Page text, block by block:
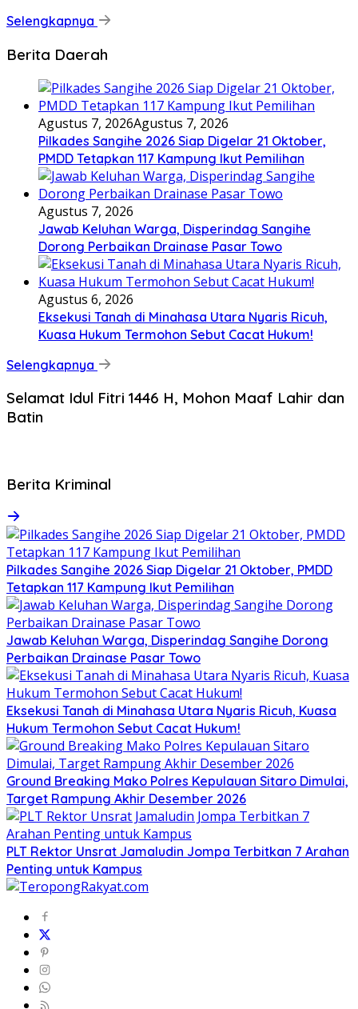
Selengkapnya
Berita Daerah
Agustus 7, 2026Agustus 7, 2026
Pilkades Sangihe 2026 Siap Digelar 21 Oktober,
PMDD Tetapkan 117 Kampung Ikut Pemilihan
Agustus 7, 2026
Jawab Keluhan Warga, Disperindag Sangihe
Dorong Perbaikan Drainase Pasar Towo
Agustus 6, 2026
Eksekusi Tanah di Minahasa Utara Nyaris Ricuh,
Kuasa Hukum Termohon Sebut Cacat Hukum!
Selengkapnya
Selamat Idul Fitri 1446 H, Mohon Maaf Lahir dan
Batin
Berita Kriminal
Pilkades Sangihe 2026 Siap Digelar 21 Oktober, PMDD
Tetapkan 117 Kampung Ikut Pemilihan
Jawab Keluhan Warga, Disperindag Sangihe Dorong
Perbaikan Drainase Pasar Towo
Eksekusi Tanah di Minahasa Utara Nyaris Ricuh, Kuasa
Hukum Termohon Sebut Cacat Hukum!
Ground Breaking Mako Polres Kepulauan Sitaro Dimulai,
Target Rampung Akhir Desember 2026
​PLT Rektor Unsrat Jamaludin Jompa Terbitkan 7 Arahan
Penting untuk Kampus